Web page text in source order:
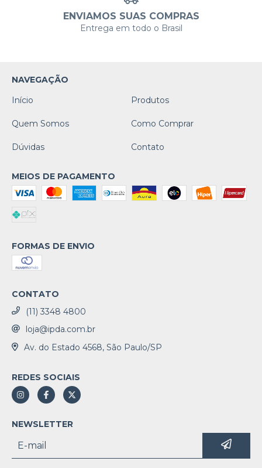
ENVIAMOS SUAS COMPRAS
Entrega em todo o Brasil
NAVEGAÇÃO
Início
Produtos
Quem Somos Como Comprar
Dúvidas Contato
MEIOS DE PAGAMENTO
FORMAS DE ENVIO
CONTATO
(11) 3348 4800
loja@ipda.com.br
Av. do Estado 4568, São Paulo/SP
REDES SOCIAIS
NEWSLETTER